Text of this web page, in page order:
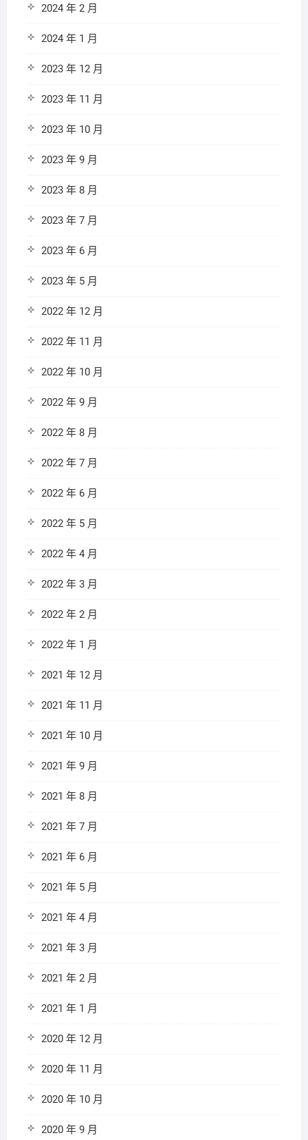
2024 年 2 月
2024 年 1 月
2023 年 12 月
2023 年 11 月
2023 年 10 月
2023 年 9 月
2023 年 8 月
2023 年 7 月
2023 年 6 月
2023 年 5 月
2022 年 12 月
2022 年 11 月
2022 年 10 月
2022 年 9 月
2022 年 8 月
2022 年 7 月
2022 年 6 月
2022 年 5 月
2022 年 4 月
2022 年 3 月
2022 年 2 月
2022 年 1 月
2021 年 12 月
2021 年 11 月
2021 年 10 月
2021 年 9 月
2021 年 8 月
2021 年 7 月
2021 年 6 月
2021 年 5 月
2021 年 4 月
2021 年 3 月
2021 年 2 月
2021 年 1 月
2020 年 12 月
2020 年 11 月
2020 年 10 月
2020 年 9 月